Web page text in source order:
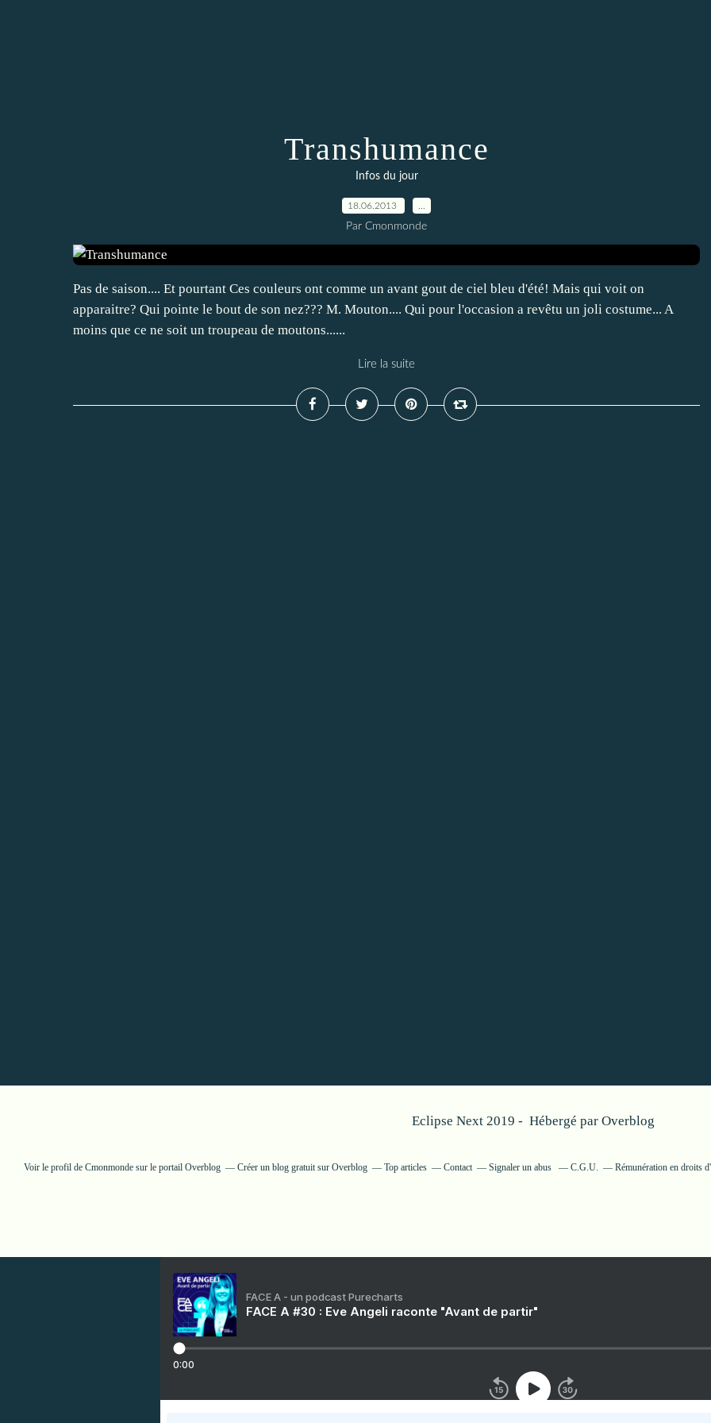
Transhumance
Infos du jour
18.06.2013
Par Cmonmonde
Pas de saison.... Et pourtant Ces couleurs ont comme un avant gout de ciel bleu d'été! Mais qui voit on
apparaitre? Qui pointe le bout de son nez??? M. Mouton.... Qui pour l'occasion a revêtu un joli costume... A
moins que ce ne soit un troupeau de moutons......
Lire la suite
Eclipse Next 2019 - Hébergé par Overblog
Voir le profil de Cmonmonde sur le portail Overblog Créer un blog gratuit sur Overblog Top articles Contact Signaler un abus C.G.U. Rémunération en droits
FACE A - un podcast Purecharts
FACE A #30 : Eve Angeli raconte "Avant de partir"
0:00